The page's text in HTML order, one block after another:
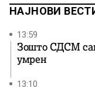
НАЈНОВИ
13:59
Зошто СДСМ
умрен
13:10